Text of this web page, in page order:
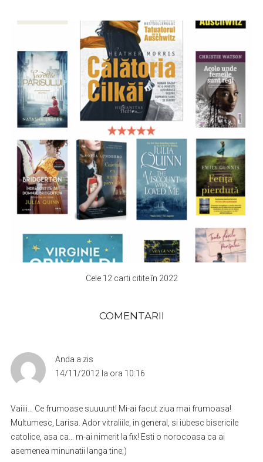
Cele 12 carti citite în 2022
COMENTARII
Anda a zis
14/11/2012 la ora 10:16
Vaiiii… Ce frumoase suuuunt! Mi-ai facut ziua mai frumoasa!
Multumesc, Larisa. Ador vitraliile, in general, si iubesc bisericile
catolice, asa ca… m-ai nimerit la fix! Esti o norocoasa ca ai
asemenea minunatii langa tine;)